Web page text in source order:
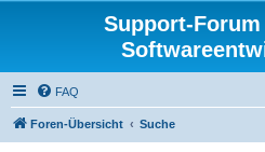
Support-
FAQ
Foren-Übersicht Suche